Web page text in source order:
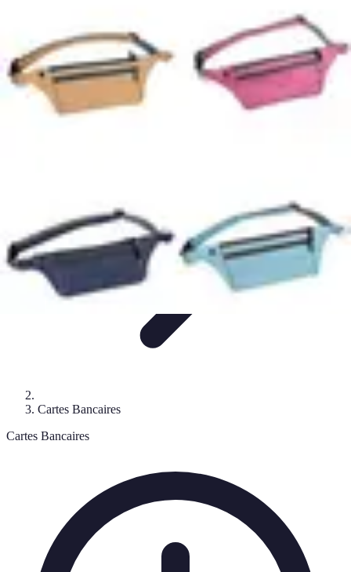
Frais et TarifsGestion
financièreCrédits et Financements
Conseil Banque
Cartes Bancaires
Cartes Bancaires